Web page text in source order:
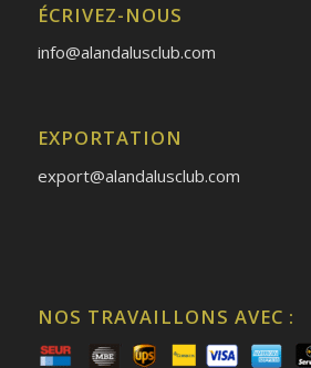
ÉCRIVEZ-NOUS
info@alandalusclub.com
EXPORTATION
export@alandalusclub.com
NOS TRAVAILLONS AVEC :